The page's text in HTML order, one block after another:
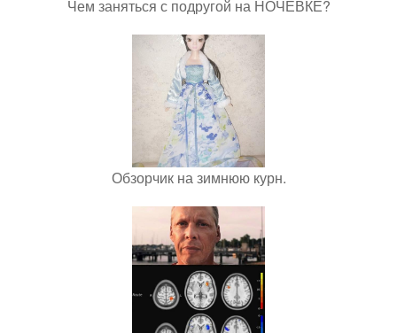
Чем заняться с подругой на НОЧЁВКЕ?
Обзорчик на зимнюю курн.